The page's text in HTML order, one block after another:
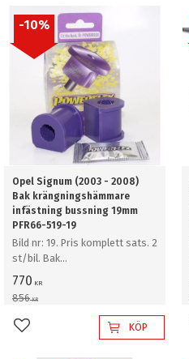
Opel Signum (2003 - 2008)
Bak krängningshämmare
infästning bussning 19mm
PFR66-519-19
Bild nr: 19. Pris komplett sats. 2
st/bil. Bak
krängningshämmare
infästning bussning 19mm
770 KR
856KR
10%
Lägg till i favoriterKÖP